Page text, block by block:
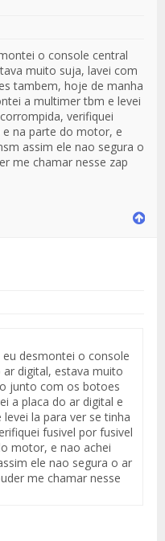
o console central
muito suja, lavei com
tambem, hoje de manha
a multimer tbm e levei
verifiquei
na parte do motor, e
assim ele nao segura o
me chamar nesse zap
desmontei o console
digital, estava muito
junto com os botoes
a placa do ar digital e
la para ver se tinha
fusivel por fusivel
motor, e nao achei
ele nao segura o ar
me chamar nesse